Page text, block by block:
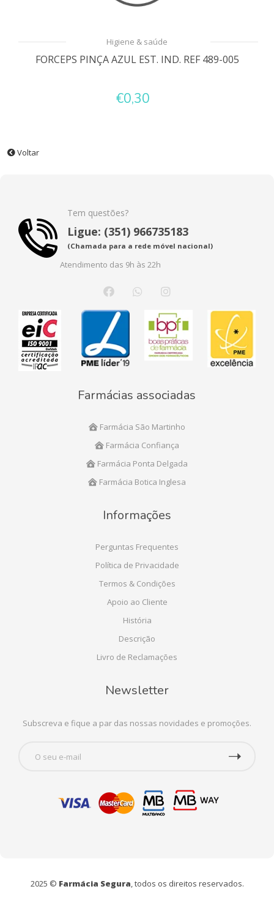
Higiene & saúde
FORCEPS PINÇA AZUL EST. IND. REF 489-005
€0,30
Voltar
Tem questões?
Ligue: (351) 966735183
(Chamada para a rede móvel nacional)
Atendimento das 9h às 22h
Farmácias associadas
Farmácia São Martinho
Farmácia Confiança
Farmácia Ponta Delgada
Farmácia Botica Inglesa
Informações
Perguntas Frequentes
Política de Privacidade
Termos & Condições
Apoio ao Cliente
História
Descrição
Livro de Reclamações
Newsletter
Subscreva e fique a par das nossas novidades e promoções.
2025 © Farmácia Segura , todos os direitos reservados.